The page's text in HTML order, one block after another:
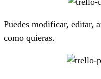
Puedes modificar, editar,
como quieras.